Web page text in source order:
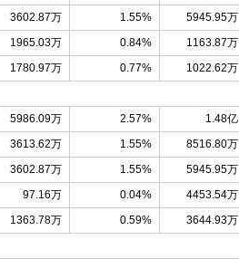
3602.87万 1.55% 5945.95万
1965.03万 0.84% 1163.87万
1780.97万 0.77% 1022.62万
5986.09万 2.57% 1.48亿
3613.62万 1.55% 8516.80万
3602.87万 1.55% 5945.95万
97.16万 0.04% 4453.54万
1363.78万 0.59% 3644.93万